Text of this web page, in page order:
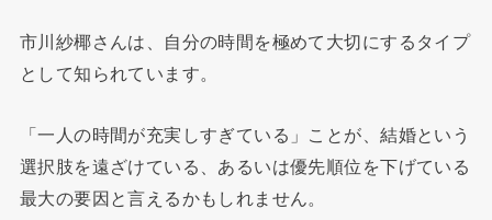
市川紗椰さんは、自分の時間を極めて大切にするタイプ
として知られています。
「一人の時間が充実しすぎている」ことが、結婚という
選択肢を遠ざけている、あるいは優先順位を下げている
最大の要因と言えるかもしれません。